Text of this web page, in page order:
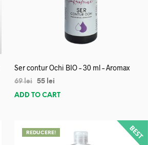
Ser contur Ochi BIO – 30 ml – Aromax
69lei 55 lei
ADD TO CART
REDUCERE!